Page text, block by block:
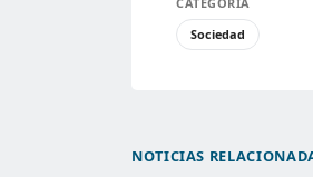
Sociedad
NOTICIAS